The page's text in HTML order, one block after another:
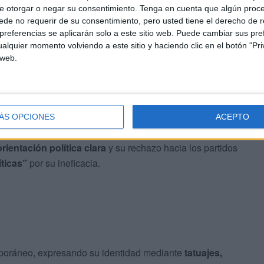
otorgar o negar su consentimiento. Tenga en cuenta que algún
no requerir de su consentimiento, pero usted tiene el derecho de
se aplicarán solo a este sitio web. Puede cambiar sus
momento volviendo a este sitio y haciendo clic en el botón
OPCIONES ACEPTO
aInezgane, Ait Amira, Beni Mellal, Témara y
la ONU, los ciudadanos tienen derecho a la
que Amnistía Internacional pidió laliberación
Piece’
y reemplazan sus fotografías por
personajes de
figura deLuffy D. Monkeycomo símbolo
política clara y su rechazo hacia los partidos
por su ineficacia.
expresando su identidad mediante tatuajes,